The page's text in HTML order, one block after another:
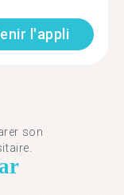
l'appli
son